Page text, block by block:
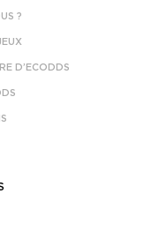
?
D’ECODDS